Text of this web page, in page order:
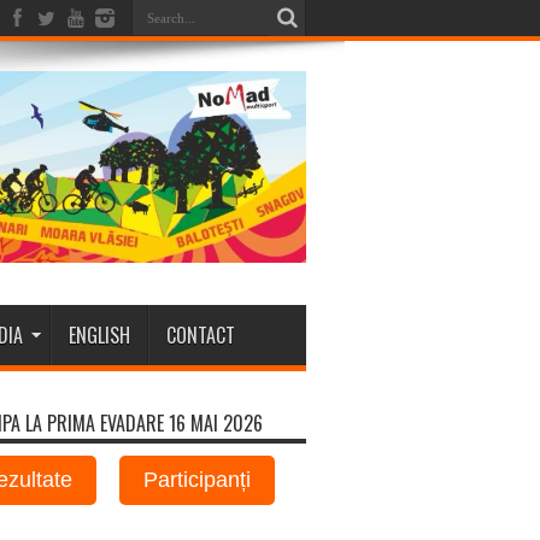
ENGLISH CONTACT
LA PRIMA EVADARE 16 MAI 2026
Participanți